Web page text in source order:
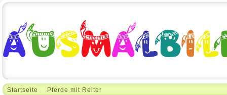
Startseite Pferde mit Reiter